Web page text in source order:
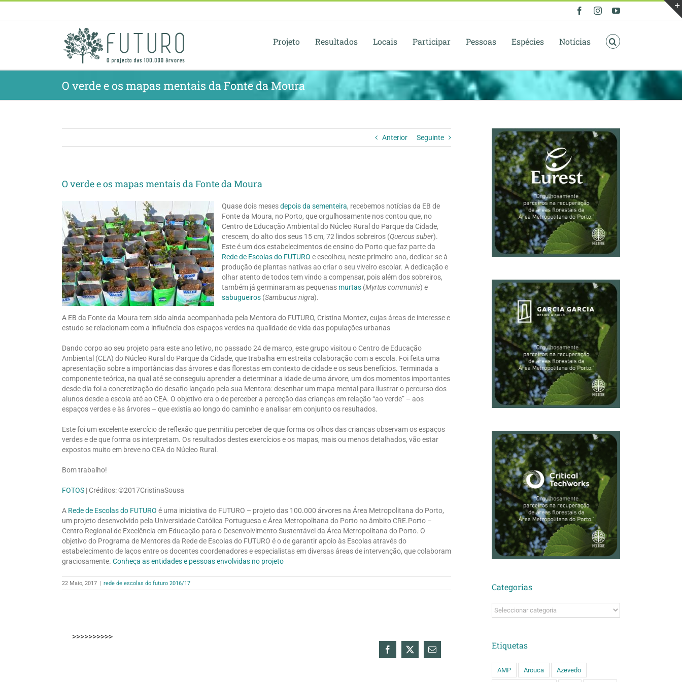
FacebookInstagramYouTube
Projeto Resultados Locais Participar Pessoas Espécies Notícias
O verde e os mapas mentais da Fonte da Moura
Anterior Seguinte
O verde e os mapas mentais da Fonte da Moura
Quase dois mesesdepois da sementeira, recebemos notícias da EB de
Fonte da Moura, no Porto, que orgulhosamente nos contou que, no
Centro de Educação Ambiental do Núcleo Rural do Parque da Cidade,
crescem, do alto dos seus 15 cm, 72 lindos sobreiros (Quercus suber).
Este é um dos estabelecimentos de ensino do Porto que faz parte da
Rede de Escolas do FUTURO e escolheu, neste primeiro ano, dedicar-se à
produção de plantas nativas ao criar o seu viveiro escolar. A dedicação e
olhar atento de todos tem vindo a compensar, pois além dos sobreiros,
também já germinaram as pequenas murtas (Myrtus communis) e
sabugueiros (Sambucus nigra).
A EB da Fonte da Moura tem sido ainda acompanhada pela Mentora do FUTURO, Cristina Montez, cujas áreas de interesse e
estudo se relacionam com a influência dos espaços verdes na qualidade de vida das populações urbanas
Dando corpo ao seu projeto para este ano letivo, no passado 24 de março, este grupo visitou o Centro de Educação
Ambiental (CEA) do Núcleo Rural do Parque da Cidade, que trabalha em estreita colaboração com a escola. Foi feita uma
apresentação sobre a importâncias das árvores e das florestas em contexto de cidade e os seus benefícios. Terminada a
componente teórica, na qual até se conseguiu aprender a determinar a idade de uma árvore, um dos momentos importantes
desde dia foi a concretização do desafio lançado pela sua Mentora: desenhar um mapa mental para ilustrar o percurso dos
alunos desde a escola até ao CEA. O objetivo era o de perceber a perceção das crianças em relação “ao verde” – aos
espaços verdes e às árvores – que existia ao longo do caminho e analisar em conjunto os resultados.
Este foi um excelente exercício de reflexão que permitiu perceber de que forma os olhos das crianças observam os espaços
verdes e de que forma os interpretam. Os resultados destes exercícios e os mapas, mais ou menos detalhados, vão estar
expostos muito em breve no CEA do Núcleo Rural.
Bom trabalho!
FOTOS | Créditos: ©2017CristinaSousa
A Rede de Escolas do FUTURO é uma iniciativa do FUTURO – projeto das 100.000 árvores na Área Metropolitana do Porto,
um projeto desenvolvido pela Universidade Católica Portuguesa e Área Metropolitana do Porto no âmbito CRE.Porto –
Centro Regional de Excelência em Educação para o Desenvolvimento Sustentável da Área Metropolitana do Porto. O
objetivo do Programa de Mentores da Rede de Escolas do FUTURO é o de garantir apoio às Escolas através do
estabelecimento de laços entre os docentes coordenadores e especialistas em diversas áreas de intervenção, que colaboram
graciosamente. Conheça as entidades e pessoas envolvidas no projeto
22 Maio, 2017 | rede de escolas do futuro 2016/17
>>>>>>>>>>
Facebook
X
Email
(necessário
Categorias
Categorias
Etiquetas
AMP Arouca Azevedo